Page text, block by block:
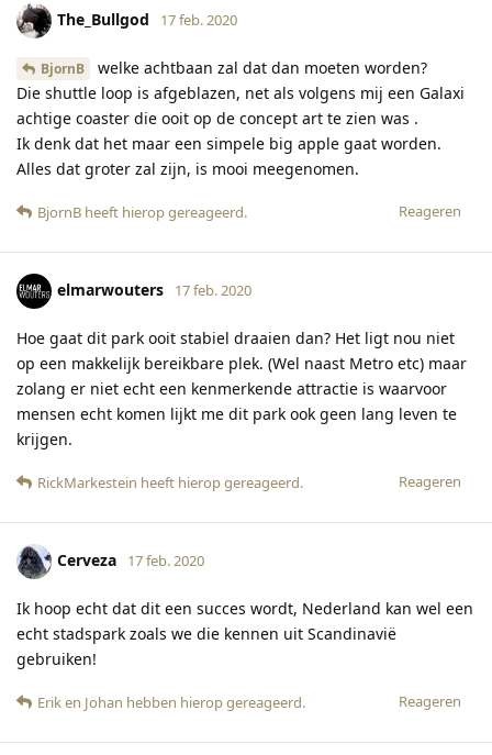
The_Bullgod 17 feb. 2020
BjornB
welke achtbaan zal dat dan moeten worden?
Die shuttle loop is afgeblazen, net als volgens mij een Galaxi
achtige coaster die ooit op de concept art te zien was .
Ik denk dat het maar een simpele big apple gaat worden.
Alles dat groter zal zijn, is mooi meegenomen.
Reageren
BjornB heeft hierop gereageerd.
elmarwouters 17 feb. 2020
Hoe gaat dit park ooit stabiel draaien dan? Het ligt nou niet
op een makkelijk bereikbare plek. (Wel naast Metro etc) maar
zolang er niet echt een kenmerkende attractie is waarvoor
mensen echt komen lijkt me dit park ook geen lang leven te
krijgen.
Reageren
RickMarkestein heeft hierop gereageerd.
Cerveza 17 feb. 2020
Ik hoop echt dat dit een succes wordt, Nederland kan wel een
echt stadspark zoals we die kennen uit Scandinavië
gebruiken!
Reageren
Eriken Johan hebben hierop gereageerd.